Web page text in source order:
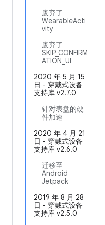
废弃了
WearableActi
vity
废弃了
SKIP_CONFIRM
ATION_UI
2020 年 5 月 15
日 - 穿戴式设备
支持库 v2.7.0
针对表盘的硬
件加速
2020 年 4 月 21
日 - 穿戴式设备
支持库 v2.6.0
迁移至
Android
Jetpack
2019 年 8 月 28
日 - 穿戴式设备
支持库 v2.5.0